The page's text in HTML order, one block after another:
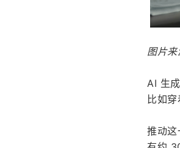
图片
AI 生
比如
推动